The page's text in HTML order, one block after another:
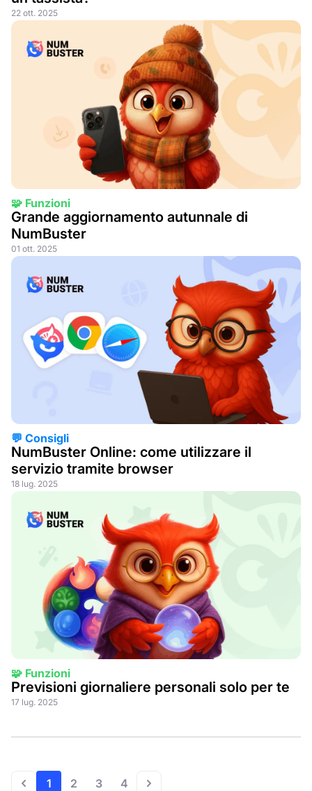
22 ott. 2025
🧩 Funzioni
Grande aggiornamento autunnale di
NumBuster
01 ott. 2025
💬 Consigli
NumBuster Online: come utilizzare il
servizio tramite browser
18 lug. 2025
🧩 Funzioni
Previsioni giornaliere personali solo per te
17 lug. 2025
1 2 3 4